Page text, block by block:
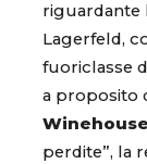
riguardante
Lagerfeld,
fuoriclasse
a proposito
Winehouse
perdite”, la